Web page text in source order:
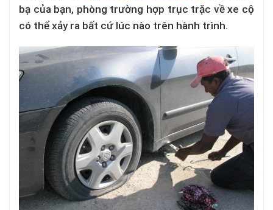
bạ của bạn, phòng trường hợp trục trặc về xe cộ
có thể xảy ra bất cứ lúc nào trên hành trình.